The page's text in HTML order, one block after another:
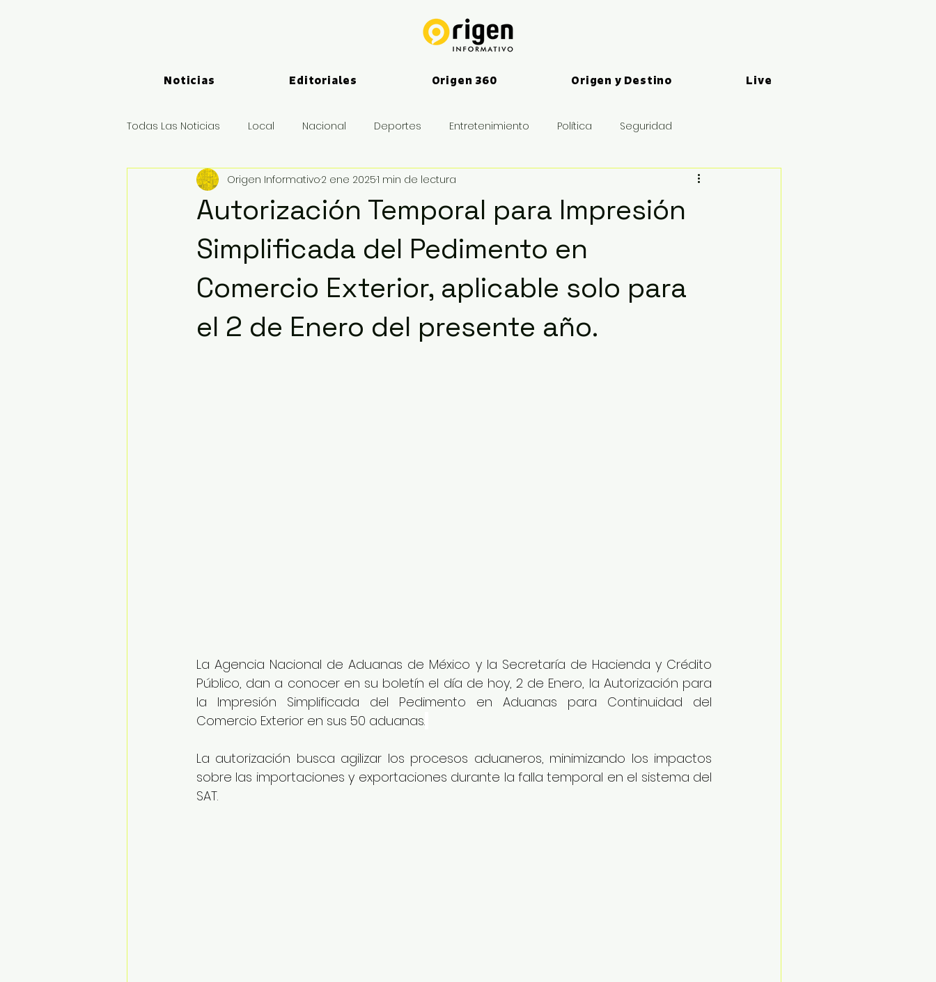
Noticias Editoriales Origen 360 Origen y Destino Live
Todas Las Noticias Local Nacional Deportes Entretenimiento Política Seguridad
Logística y Puertos Deportes
Autorización Temporal para Impresión
Simplificada del Pedimento en
Comercio Exterior, aplicable solo para
el 2 de Enero del presente año.
Origen Informativo2 ene 20251 min de lectura
La Agencia Nacional de Aduanas de México y la Secretaría de Hacienda y Crédito
Público, dan a conocer en su boletín el día de hoy, 2 de Enero, la Autorización para
la Impresión Simplificada del Pedimento en Aduanas para Continuidad del
Comercio Exterior en sus 50 aduanas.
La autorización busca agilizar los procesos aduaneros, minimizando los impactos
sobre las importaciones y exportaciones durante la falla temporal en el sistema del
SAT.